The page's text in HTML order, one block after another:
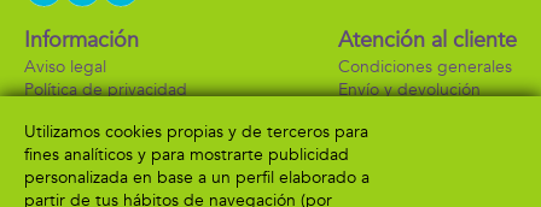
Información
Aviso legal
Política de privacidad
Atención al cliente
Condiciones generales
Envío y devolución
Formas de pago
Utilizamos cookies propias y de terceros para
fines analíticos y para mostrarte publicidad
personalizada en base a un perfil elaborado a
partir de tus hábitos de navegación (por